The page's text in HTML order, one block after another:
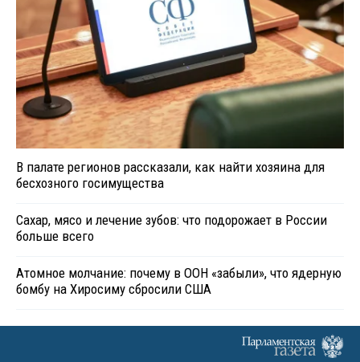
В палате регионов рассказали, как найти хозяина для
бесхозного госимущества
Сахар, мясо и лечение зубов: что подорожает в России
больше всего
Атомное молчание: почему в ООН «забыли», что ядерную
бомбу на Хиросиму сбросили США